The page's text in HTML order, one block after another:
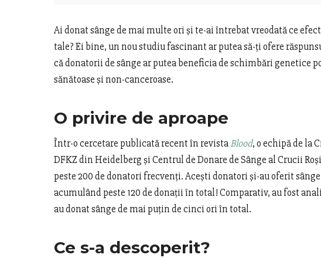
Ai donat sânge de mai multe ori și te-ai întrebat vreodată ce
tale? Ei bine, un nou studiu fascinant ar putea să-ți ofere
că donatorii de sânge ar putea beneficia de schimbări genetice
sănătoase și non-canceroase.
O privire de aproape
Într-o cercetare publicată recent în revistaBlood, o echipă de la
DFKZ din Heidelberg și Centrul de Donare de Sânge al Crucii
peste 200 de donatori frecvenți. Acești donatori și-au oferit
acumulând peste 120 de donații în total! Comparativ, au fost
au donat sânge de mai puțin de cinci ori în total.
Ce s-a descoperit?